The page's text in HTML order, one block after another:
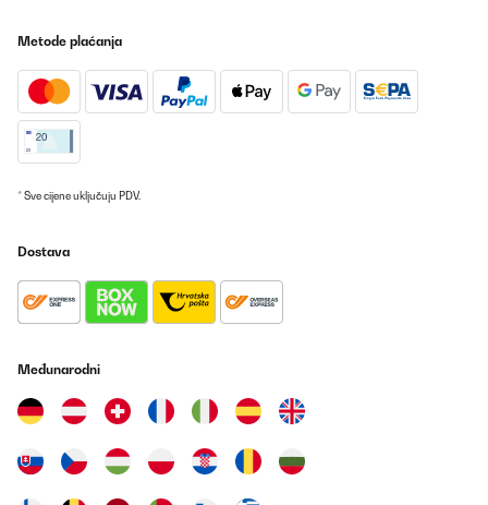
Metode plaćanja
* Sve cijene uključuju PDV.
Dostava
Međunarodni